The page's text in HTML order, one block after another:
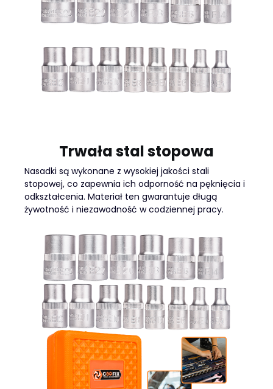
Trwała stal stopowa
Nasadki są wykonane z wysokiej jakości stali
stopowej, co zapewnia ich odporność na pęknięcia i
odkształcenia. Materiał ten gwarantuje długą
żywotność i niezawodność w codziennej pracy.